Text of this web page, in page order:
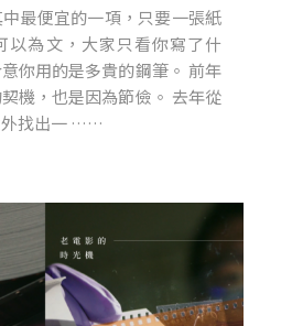
最便宜的一項，只要一張紙
以為文，大家只看你寫了什
你用的是多貴的鋼筆。 前年
機，也是因為節儉。 去年從
外找出一 ……